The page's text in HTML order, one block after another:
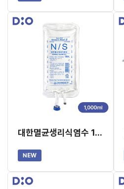
대한멸균생리식염수 1,000ml(생리식염주사액) X 10EA (교환/반품 불가)
NEW